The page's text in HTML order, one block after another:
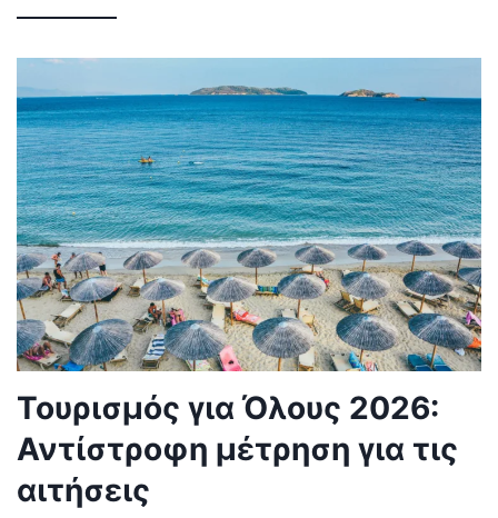
Τουρισμός για Όλους 2026:
Αντίστροφη μέτρηση για τις
αιτήσεις